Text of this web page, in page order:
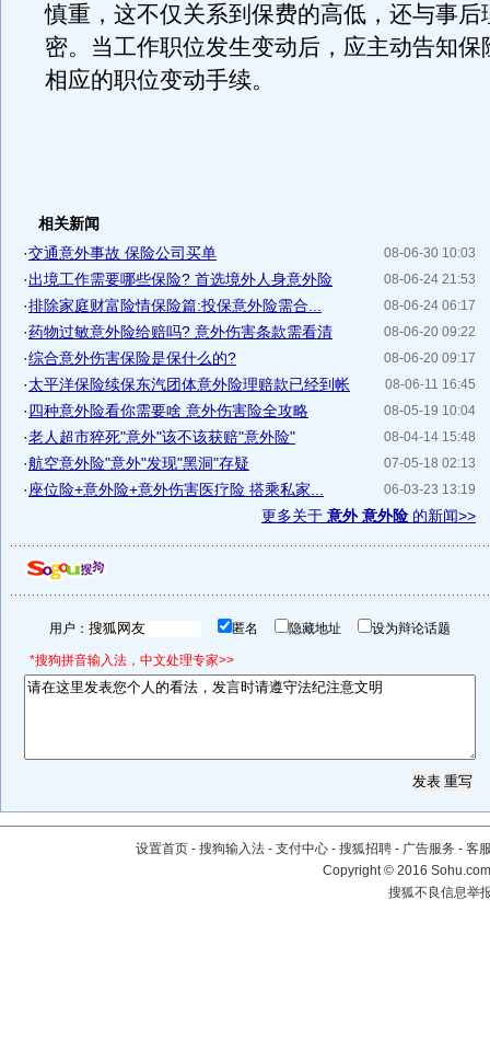
慎重，这不仅关系到保费的高低，还与事后
密。当工作职位发生变动后，应主动告知保
相应的职位变动手续。
相关新闻
08-06-30 10:03
·交通意外事故 保险公司买单
08-06-24 21:53
·出境工作需要哪些保险? 首选境外人身意外险
08-06-24 06:17
·排除家庭财富险情保险篇:投保意外险需合...
08-06-20 09:22
·药物过敏意外险给赔吗? 意外伤害条款需看清
08-06-20 09:17
·综合意外伤害保险是保什么的?
08-06-11 16:45
·太平洋保险续保东汽团体意外险理赔款已经到帐
08-05-19 10:04
·四种意外险看你需要啥 意外伤害险全攻略
08-04-14 15:48
·老人超市猝死"意外"该不该获赔"意外险"
07-05-18 02:13
·航空意外险"意外"发现"黑洞"存疑
06-03-23 13:19
·座位险+意外险+意外伤害医疗险 搭乘私家...
更多关于 意外 意外险的新闻>>
用户： 匿名 隐藏地址 设为辩论话题
*搜狗拼音输入法，中文处理专家>>
设置首页 - 搜狗输入法 - 支付中心 - 搜狐招聘 - 广告服务 - 客
Copyright©2016
搜狐不良信息举